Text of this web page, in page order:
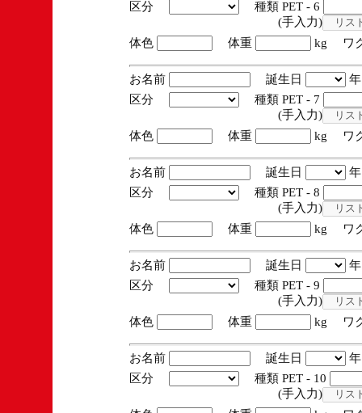
区分
種類 PET - 6
(手入力)
体色
体重 kg ワ
お名前 誕生日
区分
種類 PET - 7
(手入力)
体色
体重 kg ワ
お名前 誕生日
区分
種類 PET - 8
(手入力)
体色
体重 kg ワ
お名前 誕生日
区分
種類 PET - 9
(手入力)
体色
体重 kg ワ
お名前 誕生日
区分
種類 PET - 10
(手入力)